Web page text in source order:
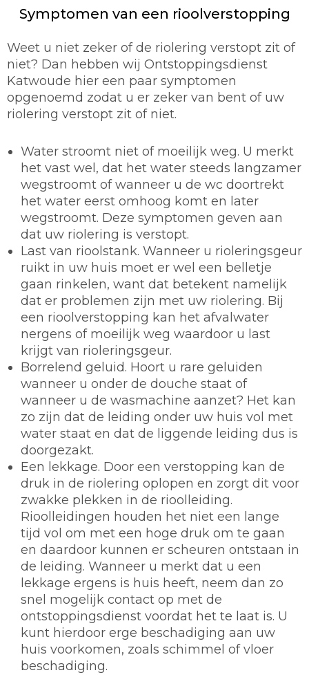
Symptomen van een rioolverstopping
Weet u niet zeker of de riolering verstopt zit of
niet? Dan hebben wij Ontstoppingsdienst
Katwoude hier een paar symptomen
opgenoemd zodat u er zeker van bent of uw
riolering verstopt zit of niet.
Water stroomt niet of moeilijk weg. U merkt
het vast wel, dat het water steeds langzamer
wegstroomt of wanneer u de wc doortrekt
het water eerst omhoog komt en later
wegstroomt. Deze symptomen geven aan
dat uw riolering is verstopt.
Last van rioolstank. Wanneer u rioleringsgeur
ruikt in uw huis moet er wel een belletje
gaan rinkelen, want dat betekent namelijk
dat er problemen zijn met uw riolering. Bij
een rioolverstopping kan het afvalwater
nergens of moeilijk weg waardoor u last
krijgt van rioleringsgeur.
Borrelend geluid. Hoort u rare geluiden
wanneer u onder de douche staat of
wanneer u de wasmachine aanzet? Het kan
zo zijn dat de leiding onder uw huis vol met
water staat en dat de liggende leiding dus is
doorgezakt.
Een lekkage. Door een verstopping kan de
druk in de riolering oplopen en zorgt dit voor
zwakke plekken in de rioolleiding.
Rioolleidingen houden het niet een lange
tijd vol om met een hoge druk om te gaan
en daardoor kunnen er scheuren ontstaan in
de leiding. Wanneer u merkt dat u een
lekkage ergens is huis heeft, neem dan zo
snel mogelijk contact op met de
ontstoppingsdienst voordat het te laat is. U
kunt hierdoor erge beschadiging aan uw
huis voorkomen, zoals schimmel of vloer
beschadiging.